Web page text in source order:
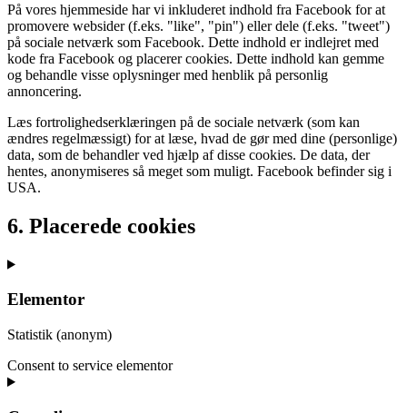
På vores hjemmeside har vi inkluderet indhold fra Facebook for at
promovere websider (f.eks. "like", "pin") eller dele (f.eks. "tweet")
på sociale netværk som Facebook. Dette indhold er indlejret med
kode fra Facebook og placerer cookies. Dette indhold kan gemme
og behandle visse oplysninger med henblik på personlig
annoncering.
Læs fortrolighedserklæringen på de sociale netværk (som kan
ændres regelmæssigt) for at læse, hvad de gør med dine (personlige)
data, som de behandler ved hjælp af disse cookies. De data, der
hentes, anonymiseres så meget som muligt. Facebook befinder sig i
USA.
6. Placerede cookies
Elementor
Statistik (anonym)
Consent to service elementor